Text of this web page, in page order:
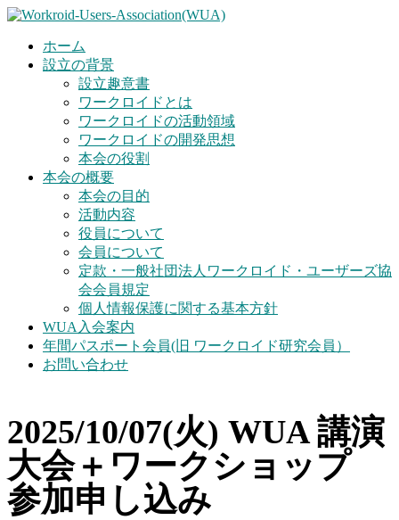
ホーム
設立の背景
設立趣意書
ワークロイドとは
ワークロイドの活動領域
ワークロイドの開発思想
本会の役割
本会の概要
本会の目的
活動内容
役員について
会員について
定款・一般社団法人ワークロイド・ユーザーズ協
会会員規定
個人情報保護に関する基本方針
WUA入会案内
年間パスポート会員(旧 ワークロイド研究会員）
お問い合わせ
2025/10/07(火) WUA 講演
大会＋ワークショップ
参加申し込み